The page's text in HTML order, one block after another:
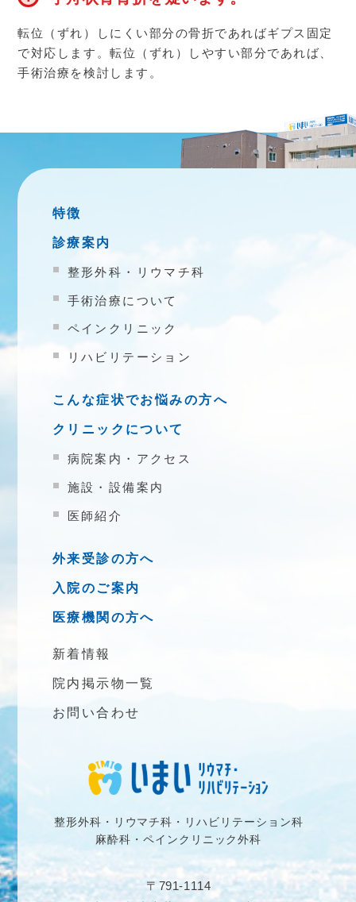
転位（ずれ）しにくい部分の骨折であればギプス固定
で対応します。転位（ずれ）しやすい部分であれば、
手術治療を検討します。
整形外科・リウマチ科・リハビリテーション科
麻酔科・ペインクリニック外科
〒791-1114
特徴
診療案内
整形外科・リウマチ科
手術治療について
ペインクリニック
リハビリテーション
こんな症状でお悩みの方へ
クリニックについて
病院案内・アクセス
施設・設備案内
医師紹介
外来受診の方へ
入院のご案内
医療機関の方へ
新着情報
院内掲示物一覧
お問い合わせ